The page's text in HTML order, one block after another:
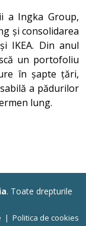
a Ingka Group,
și consolidarea
IKEA. Din anul
un portofoliu
în șapte țări,
a pădurilor
lung.
. Toate drepturile
| Politica de cookies